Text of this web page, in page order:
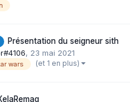
Présentation du seigneur sith
, 23 mai 2021
wars (et 1 en plus)